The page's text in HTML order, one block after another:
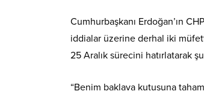
Cumhurbaşkanı Erdoğan’ın
iddialar üzerine derhal iki
25 Aralık sürecini hatırlatarak
“Benim baklava kutusuna